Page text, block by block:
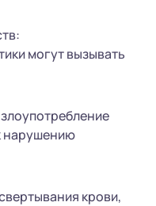
могут вызывать
нарушению
крови,